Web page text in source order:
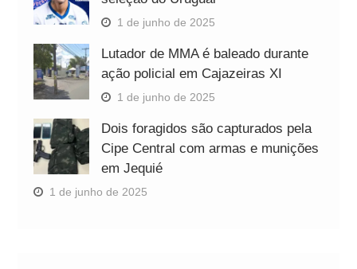
1 de junho de 2025
Lutador de MMA é baleado durante
ação policial em Cajazeiras XI
1 de junho de 2025
Dois foragidos são capturados pela
Cipe Central com armas e munições
em Jequié
1 de junho de 2025